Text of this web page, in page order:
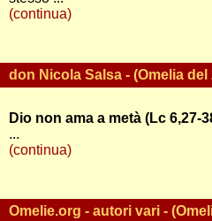
(continua)
don Nicola Salsa - (Omelia del
Dio non ama a metà (Lc 6,27-
...
(continua)
Omelie.org - autori vari -